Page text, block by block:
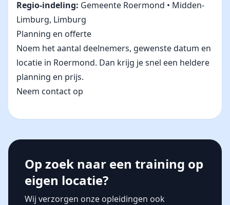
Regio-indeling: Gemeente Roermond • Midden-
Limburg, Limburg
Planning en offerte
Noem het aantal deelnemers, gewenste datum en
locatie in Roermond. Dan krijg je snel een heldere
planning en prijs.
Neem contact op
Op zoek naar een training op
eigen locatie?
Wij verzorgen onze opleidingen ook